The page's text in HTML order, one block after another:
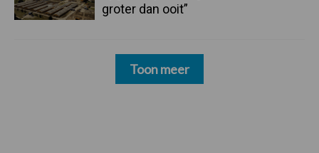
groter dan ooit”
Toon meer